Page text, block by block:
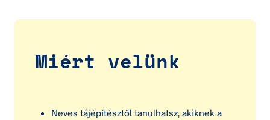
Miért velünk
Neves tájépítésztől tanulhatsz, akiknek a